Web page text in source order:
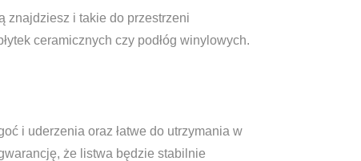
znajdziesz i takie do przestrzeni
ceramicznych czy podłóg winylowych.
i uderzenia oraz łatwe do utrzymania w
że listwa będzie stabilnie